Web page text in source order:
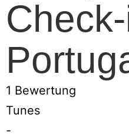
1 Bewertung
Tunes
-